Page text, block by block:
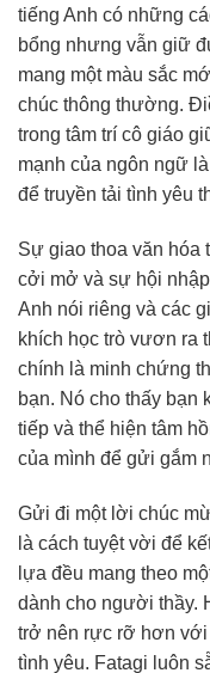
tiếng Anh có những
bổng nhưng vẫn giữ
mang một màu sắc
chúc thông thường.
trong tâm trí cô giáo
mạnh của ngôn ngữ
để truyền tải tình yêu
Sự giao thoa văn hóa
cởi mở và sự hội
Anh nói riêng và các
khích học trò vươn ra
chính là minh chứng
bạn. Nó cho thấy bạn
tiếp và thể hiện tâm
của mình để gửi gắm
Gửi đi một lời chúc
là cách tuyệt vời để
lựa đều mang theo
dành cho người thầy.
trở nên rực rỡ hơn
tình yêu. Fatagi luôn